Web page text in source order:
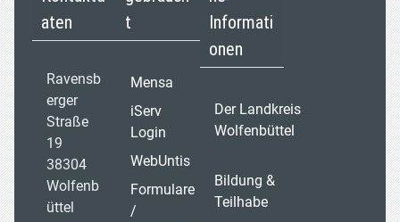
aten
Ravensb
erger
Straße
19
38304
Wolfenb
üttel
t
Mensa
iServ
Login
WebUntis
Formulare
/
Informati
onen
Der Landkreis
Wolfenbüttel
Bildung &
Teilhabe